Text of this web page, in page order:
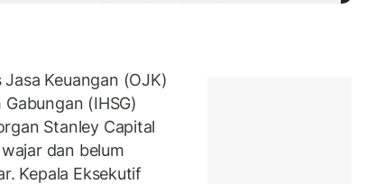
Keuangan (OJK)
(IHSG)
Stanley Capital
dan belum
Kepala Eksekutif